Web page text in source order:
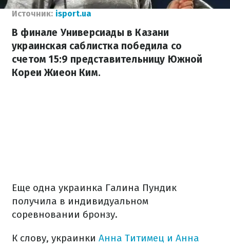
Источник: isport.ua
В финале Универсиады в Казани
украинская саблистка победила со
счетом 15:9 представительницу Южной
Кореи Жиеон Ким.
Еще одна украинка Галина Пундик
получила в индивидуальном
соревновании бронзу.
К слову, украинки Анна Титимец и Анна